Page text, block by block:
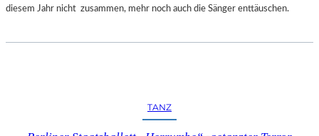
diesem Jahr nicht zusammen, mehr noch auch die Sänger enttäuschen.
TANZ